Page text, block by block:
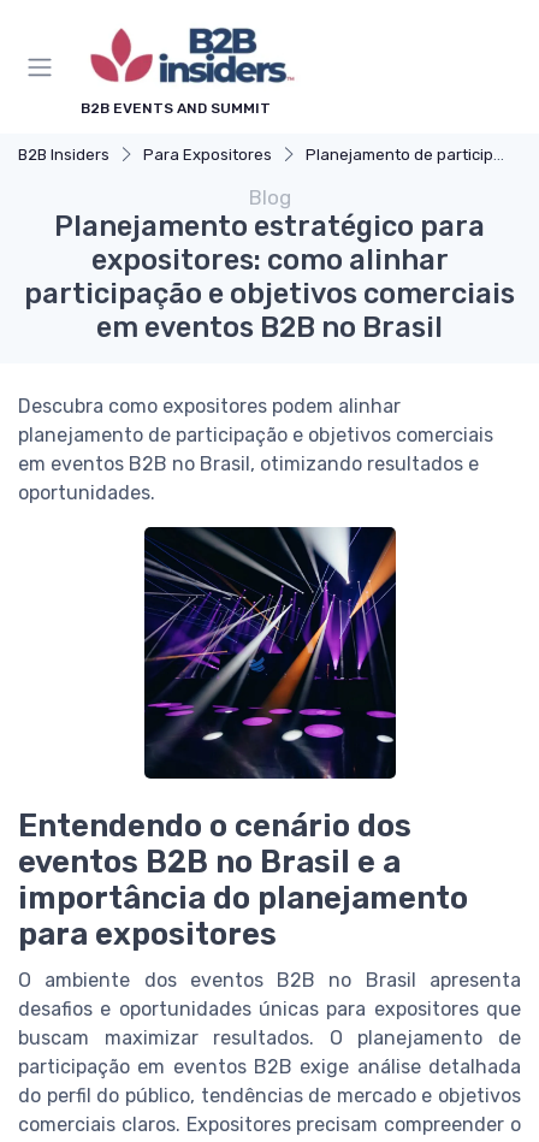
B2B EVENTS AND SUMMIT
B2B Insiders Para Expositores Planejamento de participação e objetivos comerciais
Blog
Planejamento estratégico para
expositores: como alinhar
participação e objetivos comerciais
em eventos B2B no Brasil
Descubra como expositores podem alinhar
planejamento de participação e objetivos comerciais
em eventos B2B no Brasil, otimizando resultados e
oportunidades.
Entendendo o cenário dos
eventos B2B no Brasil e a
importância do planejamento
para expositores
O ambiente dos eventos B2B no Brasil apresenta
desafios e oportunidades únicas para expositores que
buscam maximizar resultados. O planejamento de
participação em eventos B2B exige análise detalhada
do perfil do público, tendências de mercado e objetivos
comerciais claros. Expositores precisam compreender o